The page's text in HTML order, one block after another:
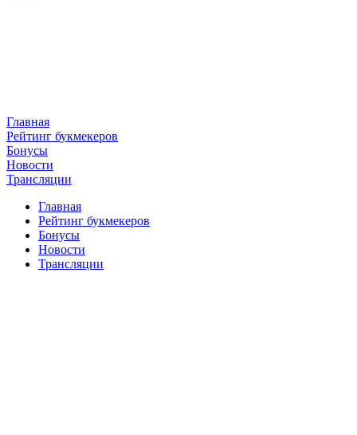
Главная
Рейтинг букмекеров
Бонусы
Новости
Трансляции
Главная
Рейтинг букмекеров
Бонусы
Новости
Трансляции